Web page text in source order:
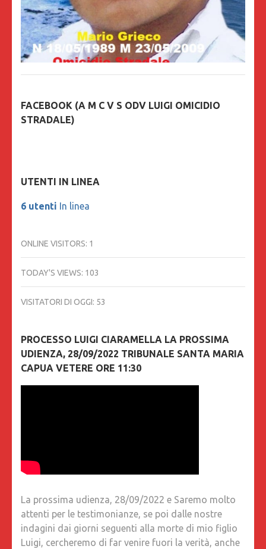
FACEBOOK (A M C V S ODV LUIGI OMICIDIO
STRADALE)
UTENTI IN LINEA
6 utenti In linea
ONLINE VISITORS: 1
TODAY'S VIEWS: 103
VISITATORI DI OGGI: 53
PROCESSO LUIGI CIARAMELLA LA PROSSIMA
UDIENZA, 28/09/2022 TRIBUNALE SANTA MARIA
CAPUA VETERE ORE 11:30
La prossima udienza, 28/09/2022 e Saremo molto
attenti per le testimonianze, se poi dalle nostre
indagini dai giorni seguenti alla morte di mio figlio
Luigi, cercheremo di far venire fuori la verità, anche